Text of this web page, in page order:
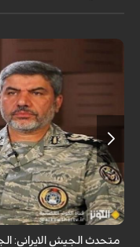
قال المتحدث باسم الجيش
الإسلامية الإيرانية في حالة
متحدث الجيش الايراني: